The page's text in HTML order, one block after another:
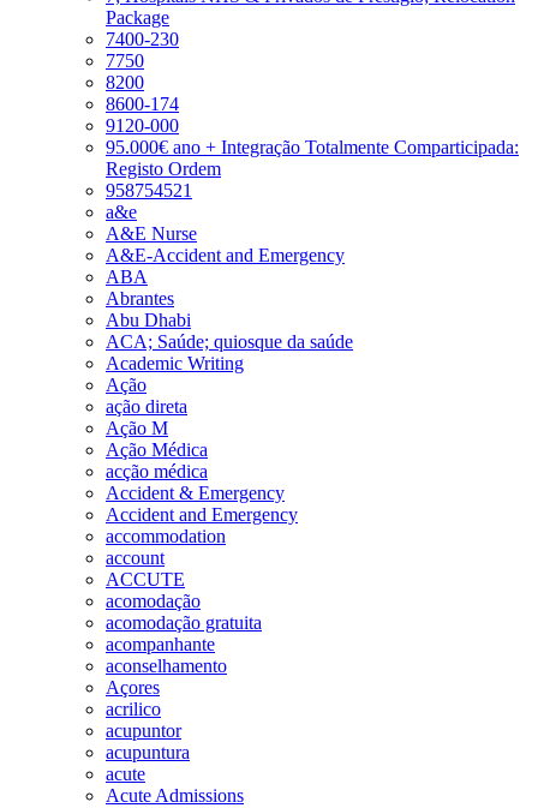
Package
7400-230
7750
8200
8600-174
9120-000
95.000€ ano + Integração Totalmente Comparticipada:
Registo Ordem
958754521
a&e
A&E Nurse
A&E-Accident and Emergency
ABA
Abrantes
Abu Dhabi
ACA; Saúde; quiosque da saúde
Academic Writing
Ação
ação direta
Ação M
Ação Médica
acção médica
Accident & Emergency
Accident and Emergency
accommodation
account
ACCUTE
acomodação
acomodação gratuita
acompanhante
aconselhamento
Açores
acrilico
acupuntor
acupuntura
acute
Acute Admissions